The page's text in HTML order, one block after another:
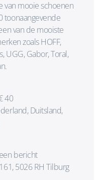
mooie schoenen
toonaangevende
van de mooiste
zoals HOFF,
UGG, Gabor, Toral,
40
Duitsland,
bericht
5026 RH Tilburg